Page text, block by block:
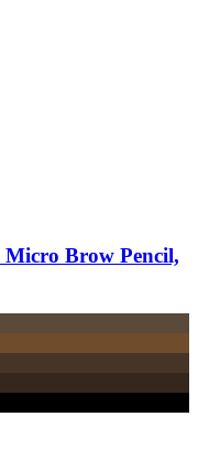
Micro Brow Pencil,